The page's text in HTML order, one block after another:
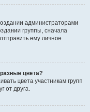
администраторами
группы, сначала
ему личное
цвета?
цвета участникам групп
от друга.